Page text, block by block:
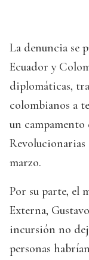
La denuncia se
Ecuador y
diplomáticas,
colombianos a
un campamento
marzo.
Por su parte, el
Externa,
incursión no
personas